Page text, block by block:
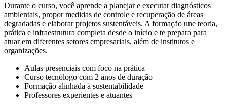
Durante o curso, você aprende a planejar e executar diagnósticos
ambientais, propor medidas de controle e recuperação de áreas
degradadas e elaborar projetos sustentáveis. A formação une teoria,
prática e infraestrutura completa desde o início e te prepara para
atuar em diferentes setores empresariais, além de institutos e
organizações.
Aulas presenciais com foco na prática
Curso tecnólogo com 2 anos de duração
Formação alinhada à sustentabilidade
Professores experientes e atuantes